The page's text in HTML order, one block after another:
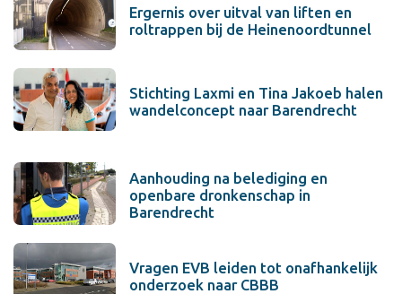
Ergernis over uitval van liften en
roltrappen bij de Heinenoordtunnel
Stichting Laxmi en Tina Jakoeb halen
wandelconcept naar Barendrecht
Aanhouding na belediging en
openbare dronkenschap in
Barendrecht
Vragen EVB leiden tot onafhankelijk
onderzoek naar CBBB